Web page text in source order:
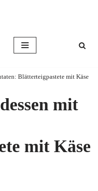
Blätterteigpastete mit Käse
mit
mit Käse